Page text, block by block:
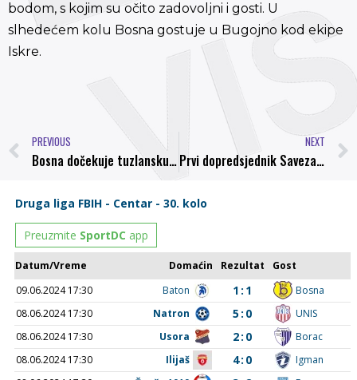
bodom, s kojim su očito zadovoljni i gosti. U
slhedećem kolu Bosna gostuje u Bugojno kod ekipe
Iskre.
PREVIOUS
Bosna dočekuje tuzlansku Slobodu
NEXT
Prvi dopredsjednik Saveza Dario Pekić, o radu ONS-a delegate upoznao Mirzet Hindija